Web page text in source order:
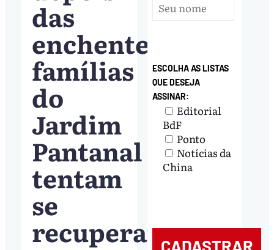
das
enchentes,
famílias
do
Jardim
Pantanal
tentam
se
recuperar
ESCOLHA AS LISTAS
QUE DESEJA
ASSINAR:
Editorial
BdF
Ponto
Notícias da
China